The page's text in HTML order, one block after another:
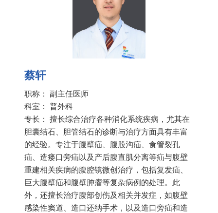
蔡轩
职称： 副主任医师
科室： 普外科
专长： 擅长综合治疗各种消化系统疾病，尤其在
胆囊结石、胆管结石的诊断与治疗方面具有丰富
的经验。专注于腹壁疝、腹股沟疝、食管裂孔
疝、造瘘口旁疝以及产后腹直肌分离等疝与腹壁
重建相关疾病的腹腔镜微创治疗，包括复发疝、
巨大腹壁疝和腹壁肿瘤等复杂病例的处理。此
外，还擅长治疗腹部创伤及相关并发症，如腹壁
感染性窦道、造口还纳手术，以及造口旁疝和造